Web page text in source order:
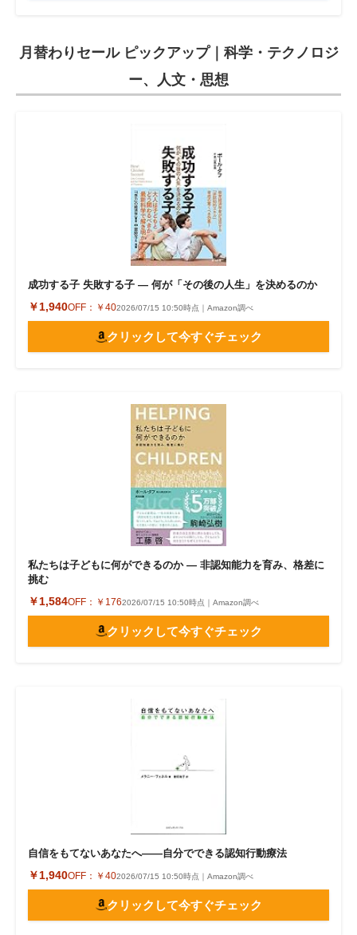
月替わりセール ピックアップ｜科学・テクノロジ
ー、人文・思想
成功する子 失敗する子 ― 何が「その後の人生」を決めるのか
￥1,940OFF： ￥402026/07/15 10:50時点｜Amazon調べ
クリックして今すぐチェック
私たちは子どもに何ができるのか ― 非認知能力を育み、格差に
挑む
￥1,584OFF： ￥1762026/07/15 10:50時点｜Amazon調べ
クリックして今すぐチェック
自信をもてないあなたへ――自分でできる認知行動療法
￥1,940OFF： ￥402026/07/15 10:50時点｜Amazon調べ
クリックして今すぐチェック